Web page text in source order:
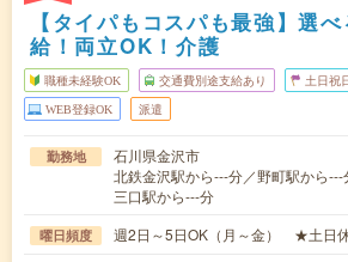
【タイパもコスパも最強】選
給！両立OK！介護
職種未経験OK 交通費別途支給あり 土日祝
WEB登録OK 派遣
勤務地
石川県金沢市
北鉄金沢駅から---分／野町駅から
三口駅から---分
曜日頻度 週2日～5日OK（月～金） ★土日